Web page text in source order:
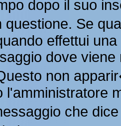
dopo il suo
questione. Se
effettui
dove
non
l'amministratore
che